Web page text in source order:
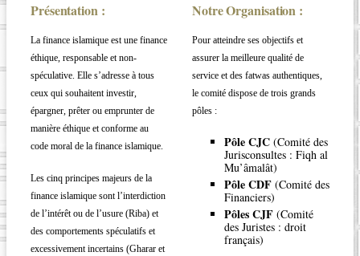
Présentation :
La finance islamique est une finance
éthique, responsable et non-
spéculative. Elle s’adresse à tous
ceux qui souhaitent investir,
épargner, prêter ou emprunter de
manière éthique et conforme au
code moral de la finance islamique.
Les cinq principes majeurs de la
finance islamique sont l’interdiction
de l’intérêt ou de l’usure (Riba) et
des comportements spéculatifs et
excessivement incertains (Gharar et
Notre Organisation :
Pour atteindre ses objectifs et
assurer la meilleure qualité de
service et des fatwas authentiques,
le comité dispose de trois grands
pôles :
Pôle CJC (Comité des
Jurisconsultes : Fiqh al
Mu’âmalât)
Pôle CDF (Comité des
Financiers)
Pôles CJF (Comité
des Juristes : droit
français)